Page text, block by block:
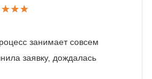
занимает совсем
заявку, дождалась